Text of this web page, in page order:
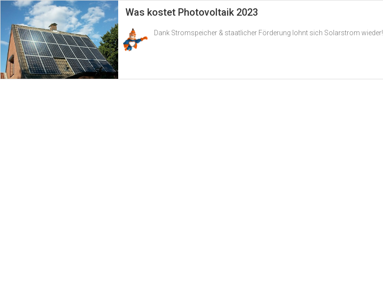
Was kostet Photovoltaik 2023
Dank Stromspeicher & staatlicher Förderung lohnt sich Solarstrom wieder!